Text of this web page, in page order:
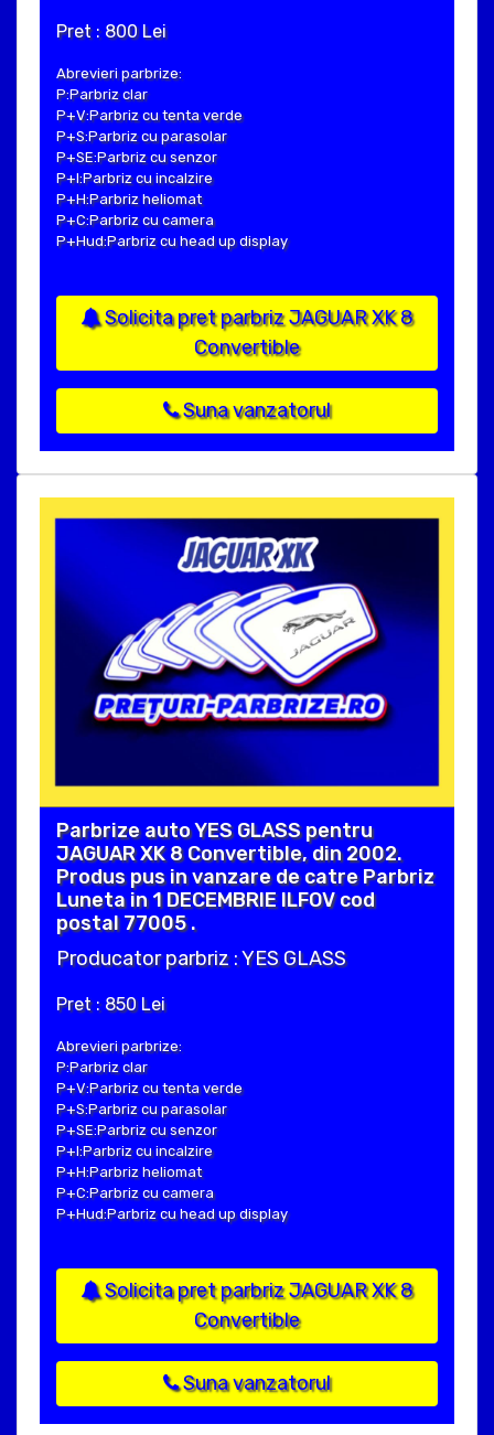
Pret : 800 Lei
Abrevieri parbrize:
P:Parbriz clar
P+V:Parbriz cu tenta verde
P+S:Parbriz cu parasolar
P+SE:Parbriz cu senzor
P+I:Parbriz cu incalzire
P+H:Parbriz heliomat
P+C:Parbriz cu camera
P+Hud:Parbriz cu head up display
Solicita pret parbriz JAGUAR XK 8
Convertible
Suna vanzatorul
Parbrize auto YES GLASS pentru
JAGUAR XK 8 Convertible, din 2002.
Produs pus in vanzare de catre Parbriz
Luneta in 1 DECEMBRIE ILFOV cod
postal 77005 .
Producator parbriz : YES GLASS
Pret : 850 Lei
Abrevieri parbrize:
P:Parbriz clar
P+V:Parbriz cu tenta verde
P+S:Parbriz cu parasolar
P+SE:Parbriz cu senzor
P+I:Parbriz cu incalzire
P+H:Parbriz heliomat
P+C:Parbriz cu camera
P+Hud:Parbriz cu head up display
Solicita pret parbriz JAGUAR XK 8
Convertible
Suna vanzatorul